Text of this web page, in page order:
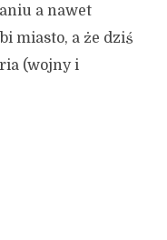
a nawet
miasto, a że dziś
(wojny i